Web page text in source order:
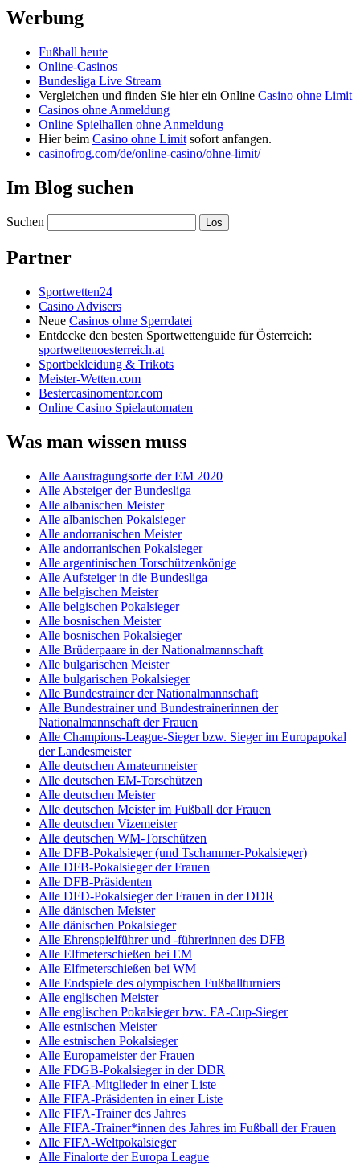
Werbung
Fußball heute
Online-Casinos
Bundesliga Live Stream
Vergleichen und finden Sie hier ein Online Casino ohne Limit
Casinos ohne Anmeldung
Online Spielhallen ohne Anmeldung
Hier beim Casino ohne Limit sofort anfangen.
casinofrog.com/de/online-casino/ohne-limit/
Im Blog suchen
Suchen
Partner
Sportwetten24
Casino Advisers
Neue Casinos ohne Sperrdatei
Entdecke den besten Sportwettenguide für Österreich:
sportwettenoesterreich.at
Sportbekleidung & Trikots
Meister-Wetten.com
Bestercasinomentor.com
Online Casino Spielautomaten
Was man wissen muss
Alle Aaustragungsorte der EM 2020
Alle Absteiger der Bundesliga
Alle albanischen Meister
Alle albanischen Pokalsieger
Alle andorranischen Meister
Alle andorranischen Pokalsieger
Alle argentinischen Torschützenkönige
Alle Aufsteiger in die Bundesliga
Alle belgischen Meister
Alle belgischen Pokalsieger
Alle bosnischen Meister
Alle bosnischen Pokalsieger
Alle Brüderpaare in der Nationalmannschaft
Alle bulgarischen Meister
Alle bulgarischen Pokalsieger
Alle Bundestrainer der Nationalmannschaft
Alle Bundestrainer und Bundestrainerinnen der
Nationalmannschaft der Frauen
Alle Champions-League-Sieger bzw. Sieger im Europapokal
der Landesmeister
Alle deutschen Amateurmeister
Alle deutschen EM-Torschützen
Alle deutschen Meister
Alle deutschen Meister im Fußball der Frauen
Alle deutschen Vizemeister
Alle deutschen WM-Torschützen
Alle DFB-Pokalsieger (und Tschammer-Pokalsieger)
Alle DFB-Pokalsieger der Frauen
Alle DFB-Präsidenten
Alle DFD-Pokalsieger der Frauen in der DDR
Alle dänischen Meister
Alle dänischen Pokalsieger
Alle Ehrenspielführer und -führerinnen des DFB
Alle Elfmeterschießen bei EM
Alle Elfmeterschießen bei WM
Alle Endspiele des olympischen Fußballturniers
Alle englischen Meister
Alle englischen Pokalsieger bzw. FA-Cup-Sieger
Alle estnischen Meister
Alle estnischen Pokalsieger
Alle Europameister der Frauen
Alle FDGB-Pokalsieger in der DDR
Alle FIFA-Mitglieder in einer Liste
Alle FIFA-Präsidenten in einer Liste
Alle FIFA-Trainer des Jahres
Alle FIFA-Trainer*innen des Jahres im Fußball der Frauen
Alle FIFA-Weltpokalsieger
Alle Finalorte der Europa League